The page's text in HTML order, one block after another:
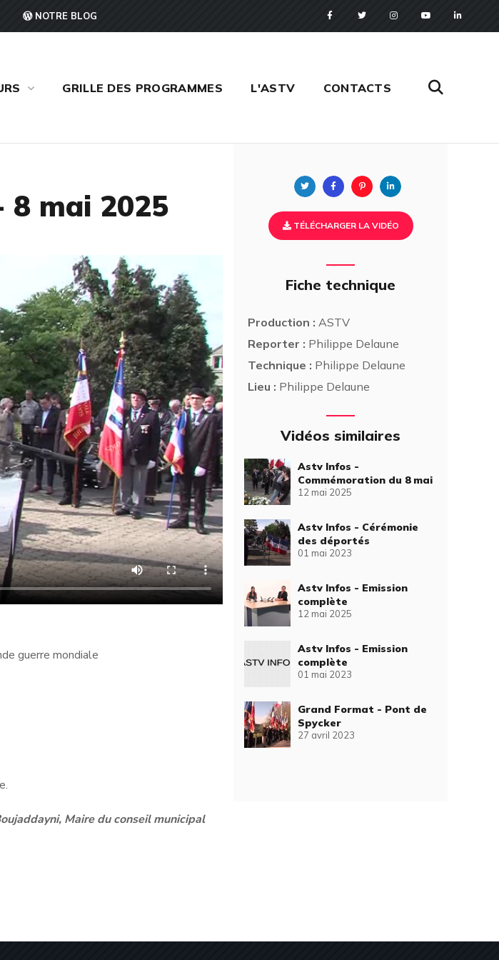
NOTRE BLOG
GRILLE DES PROGRAMMES L'ASTV CONTACTS
8 mai 2025
guerre mondiale
Maire du conseil municipal
Twitter FacebookPinterest
TÉLÉCHARGER LA VIDÉO
Fiche technique
Production : ASTV
Reporter : Philippe Delaune
Technique : Philippe Delaune
Lieu : Philippe Delaune
Vidéos similaires
Astv Infos -
Commémoration du 8 mai
12 mai 2025
Astv Infos - Cérémonie
des déportés
01 mai 2023
Astv Infos - Emission
complète
12 mai 2025
Astv Infos - Emission
complète
01 mai 2023
Grand Format - Pont de
Spycker
27 avril 2023